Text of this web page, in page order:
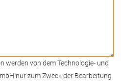
werden von dem Technologie- und
nur zum Zweck der Bearbeitung